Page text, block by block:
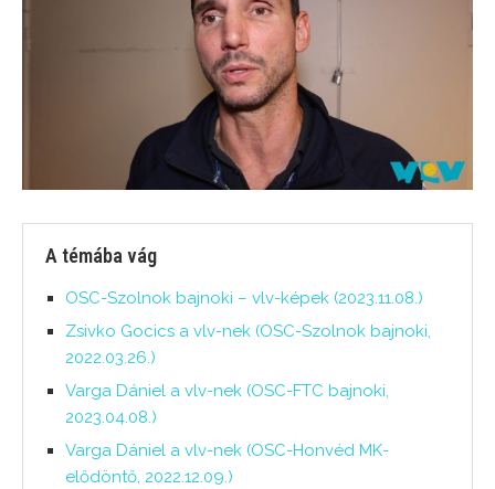
A témába vág
OSC-Szolnok bajnoki – vlv-képek (2023.11.08.)
Zsivko Gocics a vlv-nek (OSC-Szolnok bajnoki,
2022.03.26.)
Varga Dániel a vlv-nek (OSC-FTC bajnoki,
2023.04.08.)
Varga Dániel a vlv-nek (OSC-Honvéd MK-
elődöntő, 2022.12.09.)